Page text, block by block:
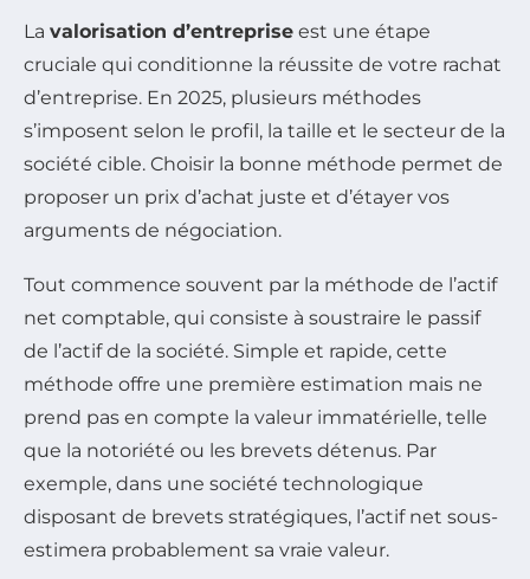
La valorisation d’entreprise est une étape
cruciale qui conditionne la réussite de votre rachat
d’entreprise. En 2025, plusieurs méthodes
s’imposent selon le profil, la taille et le secteur de la
société cible. Choisir la bonne méthode permet de
proposer un prix d’achat juste et d’étayer vos
arguments de négociation.
Tout commence souvent par la méthode de l’actif
net comptable, qui consiste à soustraire le passif
de l’actif de la société. Simple et rapide, cette
méthode offre une première estimation mais ne
prend pas en compte la valeur immatérielle, telle
que la notoriété ou les brevets détenus. Par
exemple, dans une société technologique
disposant de brevets stratégiques, l’actif net sous-
estimera probablement sa vraie valeur.